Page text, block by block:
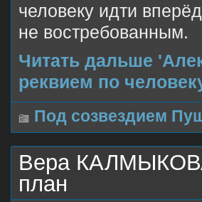
человеку идти
не востребованным.
Читать дальше
реквием по
Под созвездием
Вера
план